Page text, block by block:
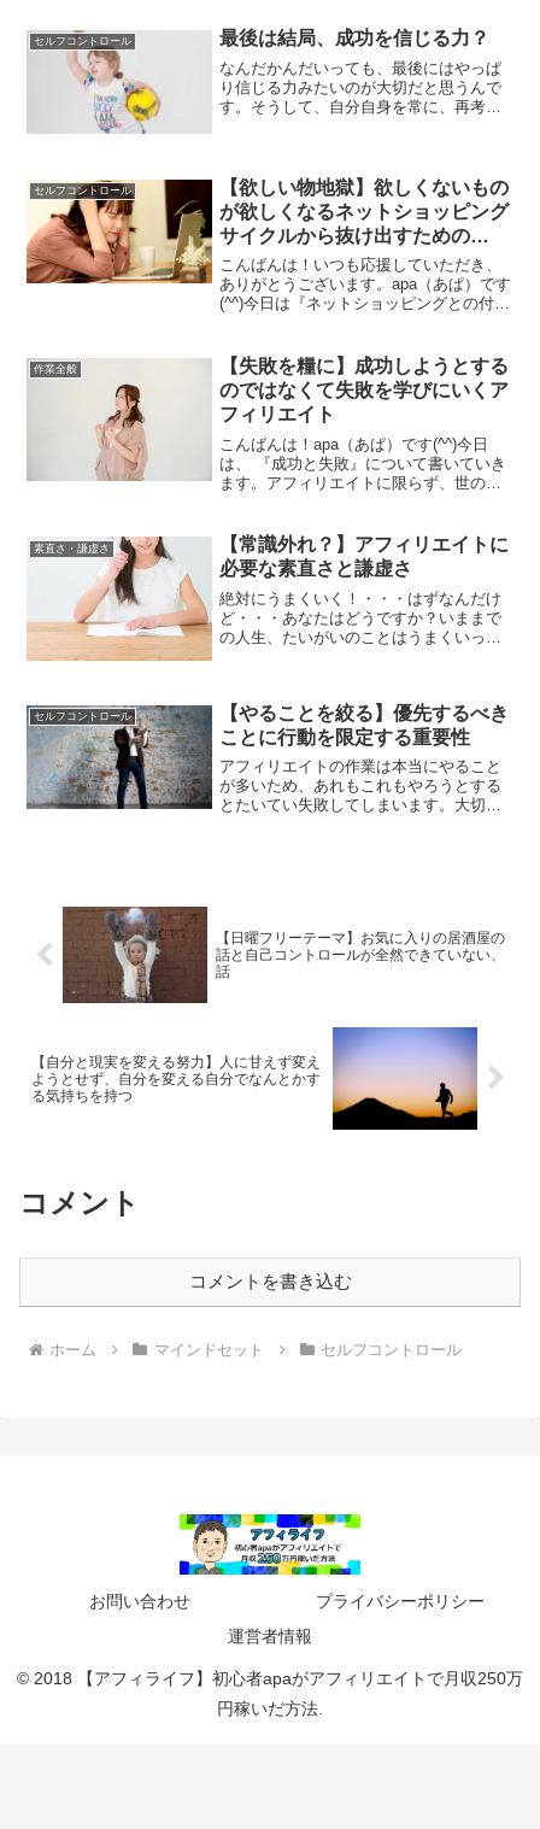
レビに出ている有名人とか...
セルフコントロール 最後は結局、成功を信じる力？
なんだかんだいっても、最後にはやっぱ
り信じる力みたいのが大切だと思うんで
す。そうして、自分自身を常に、再考の
けることが、結果にも繋がると思いま
す。
セルフコントロール
【欲しい物地獄】欲しくないもの
が欲しくなるネットショッピング
サイクルから抜け出すための
page monitor
こんばんは！いつも応援していただき、
ありがとうございます。apa（あぱ）です
(^^)今日は『ネットショッピングとの付き
ジオMeet Upの所感を書いているのです
が、今...
作業全般
【失敗を糧に】成功しようとする
のではなくて失敗を学びにいくア
フィリエイト
こんばんは！apa（あぱ）です(^^)今日
は、 『成功と失敗』について書いていき
ます。アフィリエイトに限らず、世の中
「成功」を強く望んでしまいがちです
が、過度な期待は逆に...
素直さ・謙虚さ
【常識外れ？】アフィリエイトに
必要な素直さと謙虚さ
絶対にうまくいく！・・・はずなんだけ
ど・・・あなたはどうですか？いままで
の人生、たいがいのことはうまくいって
間的にはそんなに認知され...
セルフコントロール
【やることを絞る】優先するべき
ことに行動を限定する重要性
アフィリエイトの作業は本当にやること
が多いため、あれもこれもやろうとする
とたいてい失敗してしまいます。大切な
【日曜フリーテーマ】お気に入りの居酒屋の
話と自己コントロールが全然できていない、
話
【自分と現実を変える努力】人に甘えず変え
ようとせず、自分を変える自分でなんとかす
る気持ちを持つ
コメント
コメントを書き込む
ホーム マインドセット セルフコントロール
お問い合わせ
プライバシーポリシー
運営者情報
© 2018 【アフィライフ】初心者apaがアフィリエイトで月収250万
円稼いだ方法.